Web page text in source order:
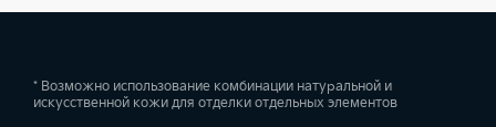
* Возможно использование комбинации натуральной и
искусственной кожи для отделки отдельных элементов